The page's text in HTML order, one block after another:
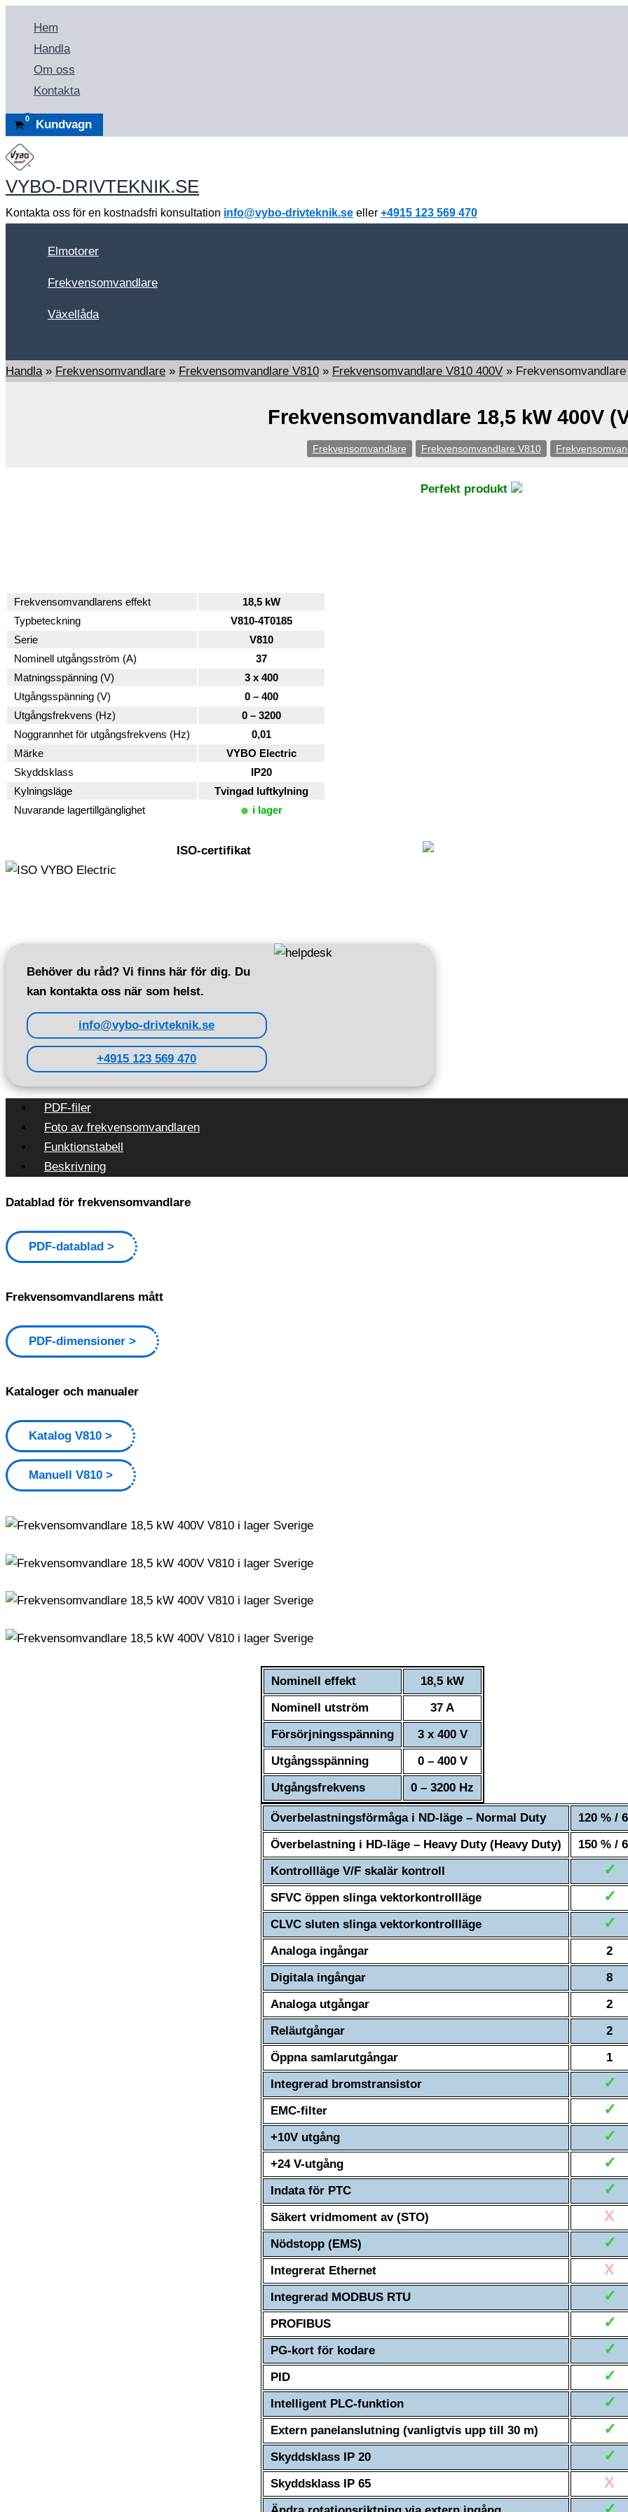
innehåll
Hem
Handla
Om oss
Kontakta
Kundvagn
VYBO-DRIVTEKNIK.SE
Kontakta oss för en kostnadsfri konsultation info@vybo-drivteknik.se eller +4915 123 569 470
Elmotorer
Frekvensomvandlare
Växellåda
Handla» Frekvensomvandlare » Frekvensomvandlare V810 » Frekvensomvandlare V810 400V »
Frekvensomvandlare 18,5 kW 400V
Frekvensomvandlare Frekvensomvandlare V810
Perfekt produkt
Frekvensomvandlarens effekt
18,5 kW
Typbeteckning
V810-4T0185
Serie
V810
Nominell utgångsström (A)
37
Matningsspänning (V)
3 x 400
Utgångsspänning (V)
0 – 400
Utgångsfrekvens (Hz)
0 – 3200
Noggrannhet för utgångsfrekvens (Hz)
0,01
Märke
VYBO Electric
Skyddsklass
IP20
Kylningsläge
Tvingad luftkylning
Nuvarande lagertillgänglighet
i lager
ISO-certifikat
Behöver du råd? Vi finns här för dig. Du
kan kontakta oss när som helst.
info@vybo-drivteknik.se
+4915 123 569 470
PDF-filer
Foto av frekvensomvandlaren
Funktionstabell
Beskrivning
Datablad för frekvensomvandlare
PDF-datablad
Frekvensomvandlarens mått
PDF-dimensioner
Kataloger och manualer
Katalog V810
Manuell V810
Nominell effekt
18,5 kW
Nominell utström
37 A
Försörjningsspänning
3 x 400 V
Utgångsspänning
0 – 400 V
Utgångsfrekvens
0 – 3200 Hz
Överbelastningsförmåga i ND-läge – Normal Duty
120 % /
Överbelastning i HD-läge – Heavy Duty (Heavy Duty)
150 % /
Kontrollläge V/F skalär kontroll
✓
SFVC öppen slinga vektorkontrollläge ✓
CLVC sluten slinga vektorkontrollläge ✓
Analoga ingångar
2
Digitala ingångar
8
Analoga utgångar
2
Reläutgångar
2
Öppna samlarutgångar
1
Integrerad bromstransistor
✓
EMC-filter ✓
+10V utgång ✓
+24 V-utgång ✓
Indata för PTC ✓
Säkert vridmoment av (STO) X
Nödstopp (EMS) ✓
Integrerat Ethernet X
Integrerad MODBUS RTU ✓
PROFIBUS ✓
PG-kort för kodare ✓
PID ✓
Intelligent PLC-funktion ✓
Extern panelanslutning (vanligtvis upp till 30 m) ✓
Skyddsklass IP 20 ✓
Skyddsklass IP 65 X